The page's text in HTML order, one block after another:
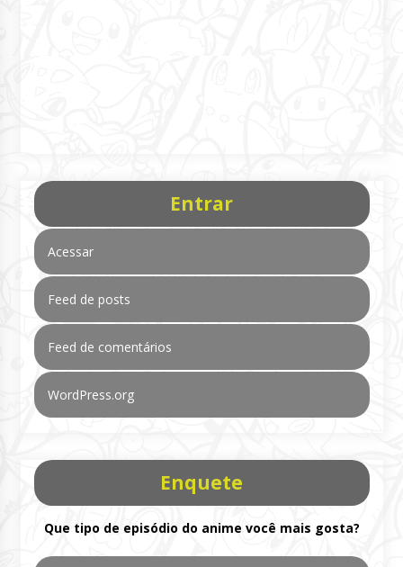
Entrar
Acessar
Feed de posts
Feed de comentários
WordPress.org
Enquete
Que tipo de episódio do anime você mais gosta?